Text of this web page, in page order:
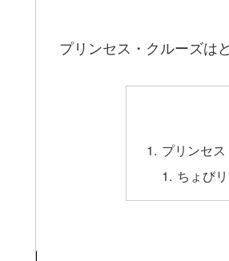
プリンセス・クルーズは
プリンセ
ちょび